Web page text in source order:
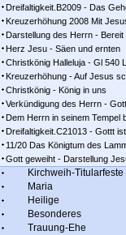
Dreifaltigkeit.B2009 - Das
Kreuzerhöhung 2008 Mit
Darstellung des Herrn -
Herz Jesu - Säen und ernten
Christkönig Halleluja - Gl 540
Kreuzerhöhung - Auf Jesus
Christkönig - König in uns
Verkündigung des Herrn -
Dem Herrn in seinem Tempel
Dreifaltigkeit.C21013 - Gottt
11/20 Das Königtum des
Gott geweiht - Darstellung
Kirchweih-Titularfeste
Maria
Heilige
Besonderes
Trauung-Ehe